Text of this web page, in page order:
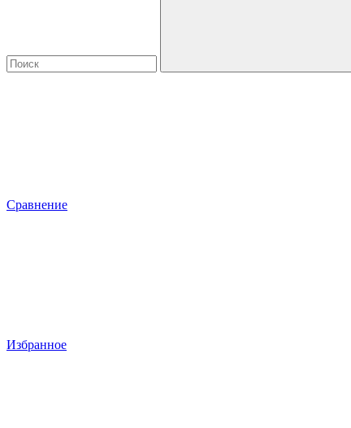
Сравнение
Избранное